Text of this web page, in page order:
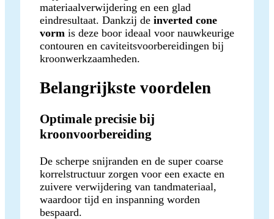
materiaalverwijdering en een glad
eindresultaat. Dankzij de inverted cone
vorm is deze boor ideaal voor nauwkeurige
contouren en caviteitsvoorbereidingen bij
kroonwerkzaamheden.
Belangrijkste voordelen
Optimale precisie bij
kroonvoorbereiding
De scherpe snijranden en de super coarse
korrelstructuur zorgen voor een exacte en
zuivere verwijdering van tandmateriaal,
waardoor tijd en inspanning worden
bespaard.